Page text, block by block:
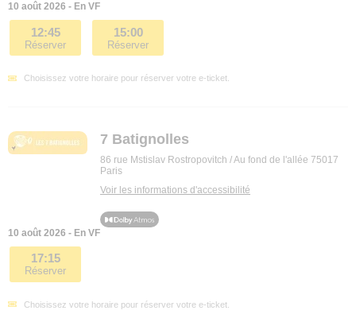
10 août 2026 - En VF
12:45
Réserver
15:00
Réserver
Choisissez votre horaire pour réserver votre e-ticket.
7 Batignolles
86 rue Mstislav Rostropovitch / Au fond de l'allée 75017
Paris
Voir les informations d'accessibilité
10 août 2026 - En VF
17:15
Réserver
Choisissez votre horaire pour réserver votre e-ticket.